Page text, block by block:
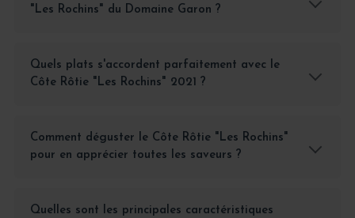
"Les Rochins" du Domaine Garon ?
Quels plats s'accordent parfaitement avec le
Côte Rôtie "Les Rochins" 2021 ?
Comment déguster le Côte Rôtie "Les Rochins"
pour en apprécier toutes les saveurs ?
Quelles sont les principales caractéristiques